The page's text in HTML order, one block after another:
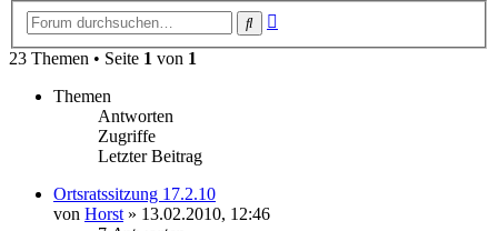
Suche
23 Themen • Seite 1 von 1
Themen
Antworten
Zugriffe
Letzter Beitrag
Ortsratssitzung 17.2.10
von Horst » 13.02.2010, 12:46